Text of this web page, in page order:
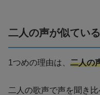
二人の声が似ている
1つめの理由は、 二人の
二人の歌声で声を聞き比